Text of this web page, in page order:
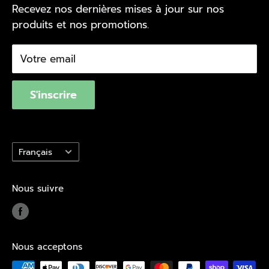
Val-d'Or
Val d'Or Écono
Repérer votre livraison
Nous joindre
Trouvez un magasin
Politique d'achat
Politique de confidentialité
Conditions d'utilisation
Québec Loi 29
Recevez nos dernières mises à jour sur nos
produits et nos promotions.
Votre email
S'inscrire
Langue
Français
Nous suivre
Nous acceptons